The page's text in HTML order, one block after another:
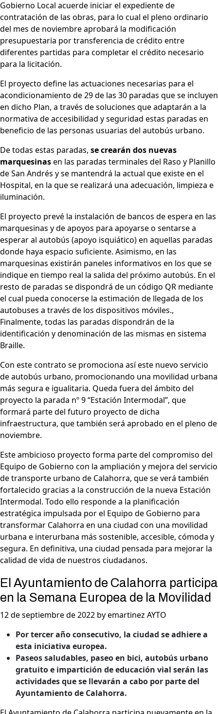
Gobierno Local acuerde iniciar el expediente de
contratación de las obras, para lo cual el pleno ordinario
del mes de noviembre aprobará la modificación
presupuestaria por transferencia de crédito entre
diferentes partidas para completar el crédito necesario
para la licitación.
El proyecto define las actuaciones necesarias para el
acondicionamiento de 29 de las 30 paradas que se incluyen
en dicho Plan, a través de soluciones que adaptarán a la
normativa de accesibilidad y seguridad estas paradas en
beneficio de las personas usuarias del autobús urbano.
De todas estas paradas, se crearán dos nuevas
marquesinasen las paradas terminales del Raso y Planillo
de San Andrés y se mantendrá la actual que existe en el
Hospital, en la que se realizará una adecuación, limpieza e
iluminación.
El proyecto prevé la instalación de bancos de espera en las
marquesinas y de apoyos para apoyarse o sentarse a
esperar al autobús (apoyo isquiático) en aquellas paradas
donde haya espacio suficiente. Asimismo, en las
marquesinas existirán paneles informativos en los que se
indique en tiempo real la salida del próximo autobús. En el
resto de paradas se dispondrá de un código QR mediante
el cual pueda conocerse la estimación de llegada de los
autobuses a través de los dispositivos móviles.,
Finalmente, todas las paradas dispondrán de la
identificación y denominación de las mismas en sistema
Braille.
Con este contrato se promociona así este nuevo servicio
de autobús urbano, promocionando una movilidad urbana
más segura e igualitaria. Queda fuera del ámbito del
proyecto la parada nº 9 “Estación Intermodal”, que
formará parte del futuro proyecto de dicha
infraestructura, que también será aprobado en el pleno de
noviembre.
Este ambicioso proyecto forma parte del compromiso del
Equipo de Gobierno con la ampliación y mejora del servicio
de transporte urbano de Calahorra, que se verá también
fortalecido gracias a la construcción de la nueva Estación
Intermodal. Todo ello responde a la planificación
estratégica impulsada por el Equipo de Gobierno para
transformar Calahorra en una ciudad con una movilidad
urbana e interurbana más sostenible, accesible, cómoda y
segura. En definitiva, una ciudad pensada para mejorar la
calidad de vida de nuestros ciudadanos.
El Ayuntamiento de Calahorra participa
en la Semana Europea de la Movilidad
12 de septiembre de 2022 by emartinez AYTO
Por tercer año consecutivo, la ciudad se adhiere a
esta iniciativa europea.
Paseos saludables, paseo en bici, autobús urbano
gratuito e impartición de educación vial serán las
actividades que se llevarán a cabo por parte del
Ayuntamiento de Calahorra.